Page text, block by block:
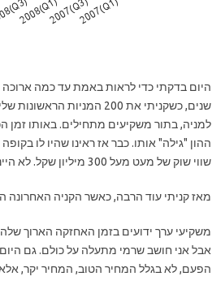
למניה, בתור משקיעים מתחילים. באותו זמן
שווי שוק של מעט מעל 300 מיליון שקל. לא היינו צריכים להיות גאונים כדי להבין שיש פה מציאה.
מאז קניתי עוד הרבה, כאשר הקניה האחרונה היתה בערך 60 מניות במחיר 106 שקל למניה
משקיעי ערך ידועים בזמן האחזקה הארוך
הפעם, לא בגלל המחיר הטוב, המחיר יקר,